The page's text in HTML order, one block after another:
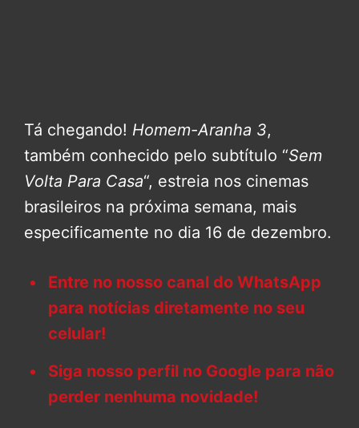
Tá chegando! Homem-Aranha 3,
também conhecido pelo subtítulo “Sem
Volta Para Casa“, estreia nos cinemas
brasileiros na próxima semana, mais
especificamente no dia 16 de dezembro.
Entre no nosso canal do WhatsApp
para notícias diretamente no seu
celular!
Siga nosso perfil no Google para não
perder nenhuma novidade!